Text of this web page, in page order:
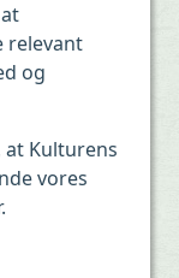
relevant
og
at Kulturens
vores